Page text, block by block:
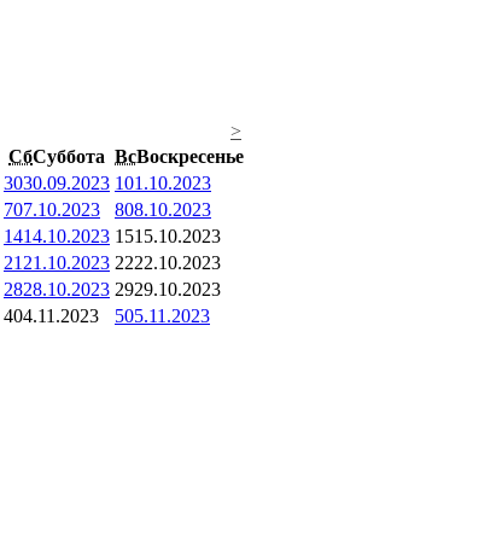
>
СбСуббота ВсВоскресенье
3030.09.2023 101.10.2023
707.10.2023 808.10.2023
1414.10.2023 1515.10.2023
21 21.10.2023 2222.10.2023
2828.10.2023 2929.10.2023
404.11.2023 505.11.2023